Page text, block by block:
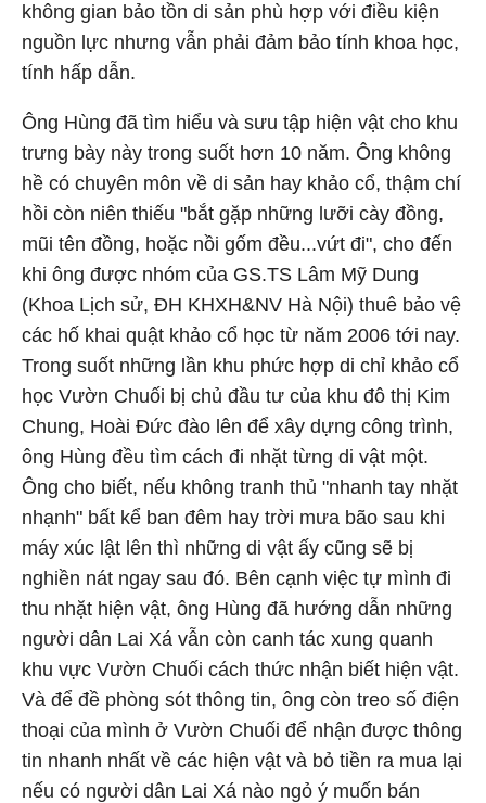
không gian bảo tồn di sản phù hợp với điều kiện
nguồn lực nhưng vẫn phải đảm bảo tính khoa học,
tính hấp dẫn.
Ông Hùng đã tìm hiểu và sưu tập hiện vật cho khu
trưng bày này trong suốt hơn 10 năm. Ông không
hề có chuyên môn về di sản hay khảo cổ, thậm chí
hồi còn niên thiếu "bắt gặp những lưỡi cày đồng,
mũi tên đồng, hoặc nồi gốm đều...vứt đi", cho đến
khi ông được nhóm của GS.TS Lâm Mỹ Dung
(Khoa Lịch sử, ĐH KHXH&NV Hà Nội) thuê bảo vệ
các hố khai quật khảo cổ học từ năm 2006 tới nay.
Trong suốt những lần khu phức hợp di chỉ khảo cổ
học Vườn Chuối bị chủ đầu tư của khu đô thị Kim
Chung, Hoài Đức đào lên để xây dựng công trình,
ông Hùng đều tìm cách đi nhặt từng di vật một.
Ông cho biết, nếu không tranh thủ "nhanh tay nhặt
nhạnh" bất kể ban đêm hay trời mưa bão sau khi
máy xúc lật lên thì những di vật ấy cũng sẽ bị
nghiền nát ngay sau đó. Bên cạnh việc tự mình đi
thu nhặt hiện vật, ông Hùng đã hướng dẫn những
người dân Lai Xá vẫn còn canh tác xung quanh
khu vực Vườn Chuối cách thức nhận biết hiện vật.
Và để đề phòng sót thông tin, ông còn treo số điện
thoại của mình ở Vườn Chuối để nhận được thông
tin nhanh nhất về các hiện vật và bỏ tiền ra mua lại
nếu có người dân Lai Xá nào ngỏ ý muốn bán